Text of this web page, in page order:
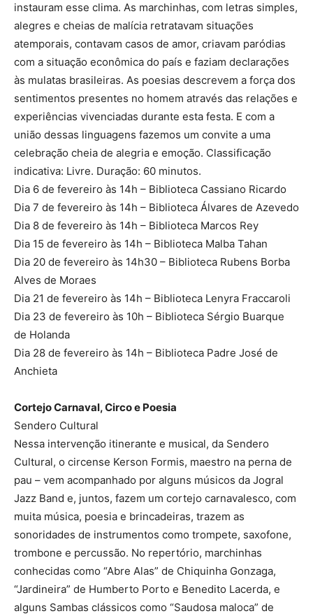
instauram esse clima. As marchinhas, com letras simples,
alegres e cheias de malícia retratavam situações
atemporais, contavam casos de amor, criavam paródias
com a situação econômica do país e faziam declarações
às mulatas brasileiras. As poesias descrevem a força dos
sentimentos presentes no homem através das relações e
experiências vivenciadas durante esta festa. E com a
união dessas linguagens fazemos um convite a uma
celebração cheia de alegria e emoção. Classificação
indicativa: Livre. Duração: 60 minutos.
Dia 6 de fevereiro às 14h – Biblioteca Cassiano Ricardo
Dia 7 de fevereiro às 14h – Biblioteca Álvares de Azevedo
Dia 8 de fevereiro às 14h – Biblioteca Marcos Rey
Dia 15 de fevereiro às 14h – Biblioteca Malba Tahan
Dia 20 de fevereiro às 14h30 – Biblioteca Rubens Borba
Alves de Moraes
Dia 21 de fevereiro às 14h – Biblioteca Lenyra Fraccaroli
Dia 23 de fevereiro às 10h – Biblioteca Sérgio Buarque
de Holanda
Dia 28 de fevereiro às 14h – Biblioteca Padre José de
Anchieta
Cortejo Carnaval, Circo e Poesia
Sendero Cultural
Nessa intervenção itinerante e musical, da Sendero
Cultural, o circense Kerson Formis, maestro na perna de
pau – vem acompanhado por alguns músicos da Jogral
Jazz Band e, juntos, fazem um cortejo carnavalesco, com
muita música, poesia e brincadeiras, trazem as
sonoridades de instrumentos como trompete, saxofone,
trombone e percussão. No repertório, marchinhas
conhecidas como “Abre Alas” de Chiquinha Gonzaga,
“Jardineira” de Humberto Porto e Benedito Lacerda, e
alguns Sambas clássicos como “Saudosa maloca” de